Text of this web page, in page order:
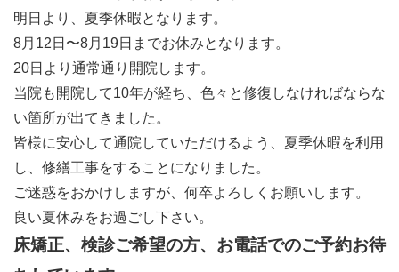
明日より、夏季休暇となります。
8月12日〜8月19日までお休みとなります。
20日より通常通り開院します。
当院も開院して10年が経ち、色々と修復しなければならな
い箇所が出てきました。
皆様に安心して通院していただけるよう、夏季休暇を利用
し、修繕工事をすることになりました。
ご迷惑をおかけしますが、何卒よろしくお願いします。
良い夏休みをお過ごし下さい。
床矯正、検診ご希望の方、お電話でのご予約お待